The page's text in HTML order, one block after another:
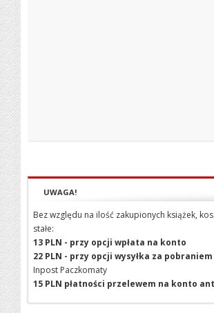
UWAGA!
Bez względu na ilość zakupionych książek,
stałe:
13 PLN - przy opcji wpłata na konto
22 PLN - przy opcji wysyłka za pobraniem
Inpost Paczkomaty
15 PLN płatności przelewem na konto